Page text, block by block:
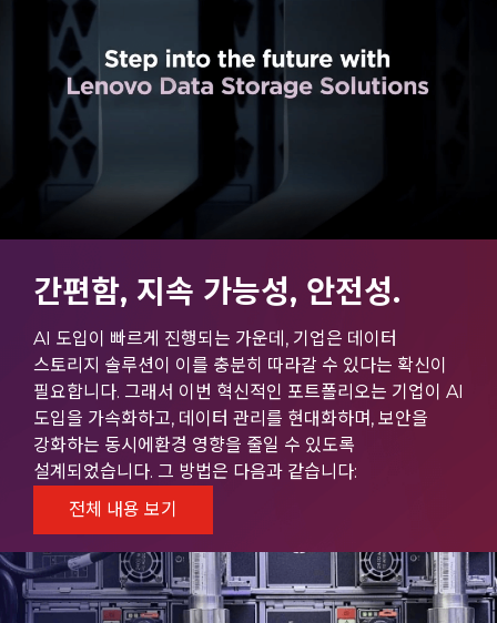
ThinkSystem DE6600H
ThinkAgile VX Series
ThinkAgile VX630 V4
ThinkAgile VX650 V4
ThinkAgile VX650 V4-SAP
ThinkAgile MX Series
ThinkAgile MX630 V4
간편함, 지속 가능성, 안전성.
AI 도입이 빠르게 진행되는 가운데, 기업은 데이터
스토리지 솔루션이 이를 충분히 따라갈 수 있다는 확신이
필요합니다. 그래서 이번 혁신적인 포트폴리오는 기업이 AI
도입을 가속화하고, 데이터 관리를 현대화하며, 보안을
강화하는 동시에환경 영향을 줄일 수 있도록
설계되었습니다. 그 방법은 다음과 같습니다:
전체 내용 보기